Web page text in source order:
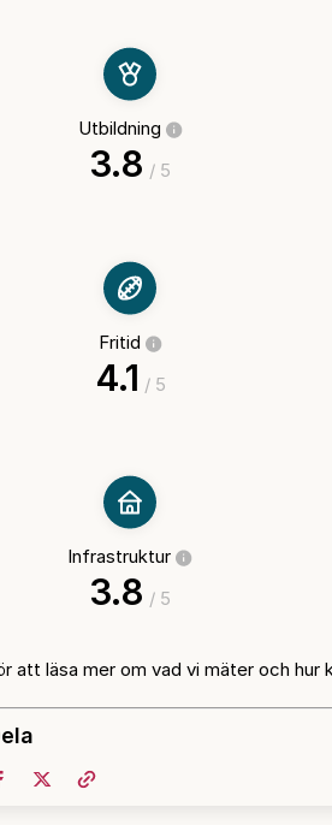
Utbildning
3.8 / 5
Fritid
4.1 / 5
Infrastruktur
3.8 / 5
att läsa mer om vad vi mäter och hur